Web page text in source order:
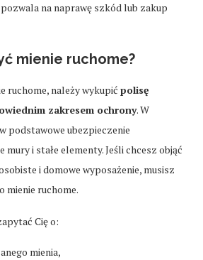
na naprawę szkód lub zakup
mienie ruchome?
ruchome, należy wykupić polisę
zakresem ochrony. W
podstawowe ubezpieczenie
mury i stałe elementy. Jeśli chcesz objąć
i domowe wyposażenie, musisz
mienie ruchome.
Cię o:
mienia,